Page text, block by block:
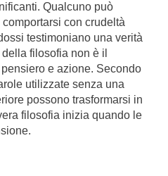
Qualcuno può
con crudeltà
testimoniano una verità
filosofia non è il
e azione. Secondo
utilizzate senza una
possono trasformarsi in
filosofia inizia quando le